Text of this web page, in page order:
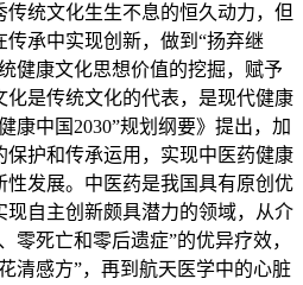
统文化生生不息的恒久动力，但
承中实现创新，做到“扬弃继
健康文化思想价值的挖掘，赋予
是传统文化的代表，是现代健康
康中国2030”规划纲要》提出，加
护和传承运用，实现中医药健康
发展。中医药是我国具有原创优
自主创新颇具潜力的领域，从介
零死亡和零后遗症”的优异疗效，
清感方”，再到航天医学中的心脏